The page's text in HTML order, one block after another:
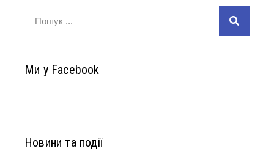
Ми у Facebook
Новини та події